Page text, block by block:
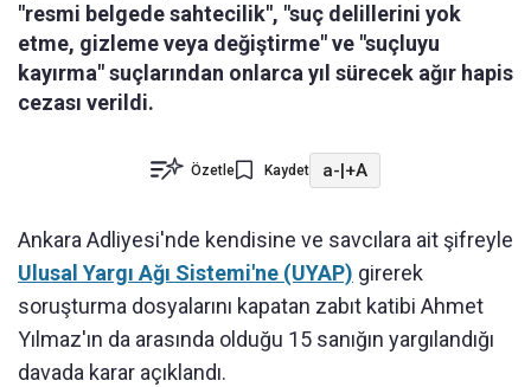
"resmi belgede sahtecilik", "suç delillerini yok
etme, gizleme veya değiştirme" ve "suçluyu
kayırma" suçlarından onlarca yıl sürecek ağır hapis
cezası verildi.
Özetle Kaydet a-|+A
Ankara Adliyesi'nde kendisine ve savcılara ait şifreyle
Ulusal Yargı Ağı Sistemi'ne (UYAP) girerek
soruşturma dosyalarını kapatan zabıt katibi Ahmet
Yılmaz'ın da arasında olduğu 15 sanığın yargılandığı
davada karar açıklandı.